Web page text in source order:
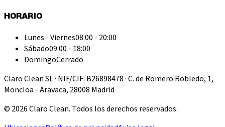
HORARIO
Lunes - Viernes08:00 - 20:00
Sábado09:00 - 18:00
DomingoCerrado
Claro Clean SL · NIF/CIF: B26898478 · C. de Romero Robledo, 1,
Moncloa - Aravaca, 28008 Madrid
© 2026Claro Clean. Todos los derechos reservados.